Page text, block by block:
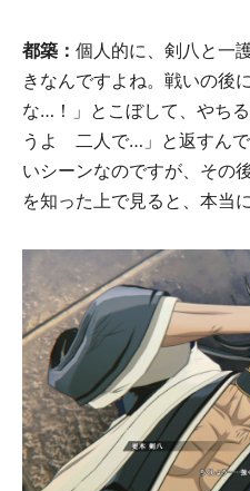
都築： 個人的に、剣八と一
きなんですよね。戦いの後
な…！」とこぼして、やち
うよ 二人で…」と返すんで
いシーンなのですが、その
を知った上で見ると、本当